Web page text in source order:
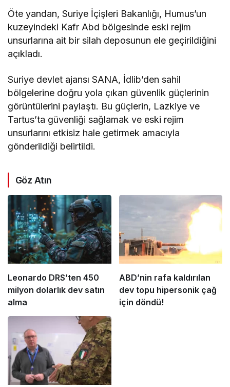
Öte yandan, Suriye İçişleri Bakanlığı, Humus’un
kuzeyindeki Kafr Abd bölgesinde eski rejim
unsurlarına ait bir silah deposunun ele geçirildiğini
açıkladı.
Suriye devlet ajansı SANA, İdlib’den sahil
bölgelerine doğru yola çıkan güvenlik güçlerinin
görüntülerini paylaştı. Bu güçlerin, Lazkiye ve
Tartus’ta güvenliği sağlamak ve eski rejim
unsurlarını etkisiz hale getirmek amacıyla
gönderildiği belirtildi.
Göz Atın
Leonardo DRS’ten 450
milyon dolarlık dev satın
alma
ABD’nin rafa kaldırılan
dev topu hipersonik çağ
için döndü!